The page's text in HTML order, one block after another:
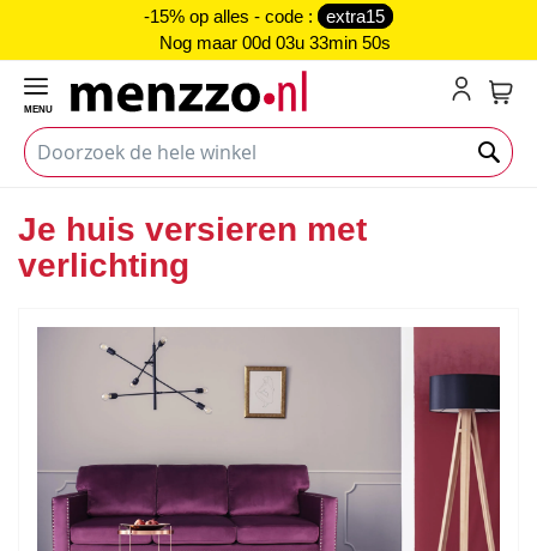
-15% op alles - code :
extra15
Nog maar 00d 03u 33min 50s
MENU
Je huis versieren met
verlichting